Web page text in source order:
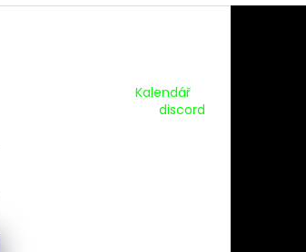
Kalendář Akcí:Kalendář
Pripojte se na nášdiscord